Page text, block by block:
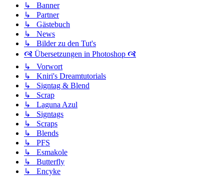
↳ Banner
↳ Partner
↳ Gästebuch
↳ News
↳ Bilder zu den Tut's
🙧 Übersetzungen in Photoshop 🙧
↳ Vorwort
↳ Kniri's Dreamtutorials
↳ Signtag & Blend
↳ Scrap
↳ Laguna Azul
↳ Signtags
↳ Scraps
↳ Blends
↳ PFS
↳ Esmakole
↳ Butterfly
↳ Encyke